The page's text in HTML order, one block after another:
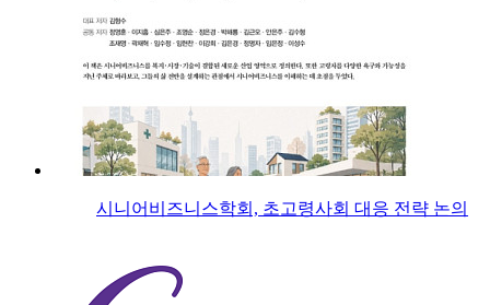
시니어비즈니스학회, 초고령사회 대응 전략 논의